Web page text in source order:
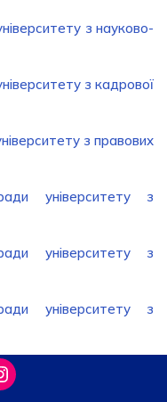
з науково-
з кадрової
з правових
університету з
університету з
університету з